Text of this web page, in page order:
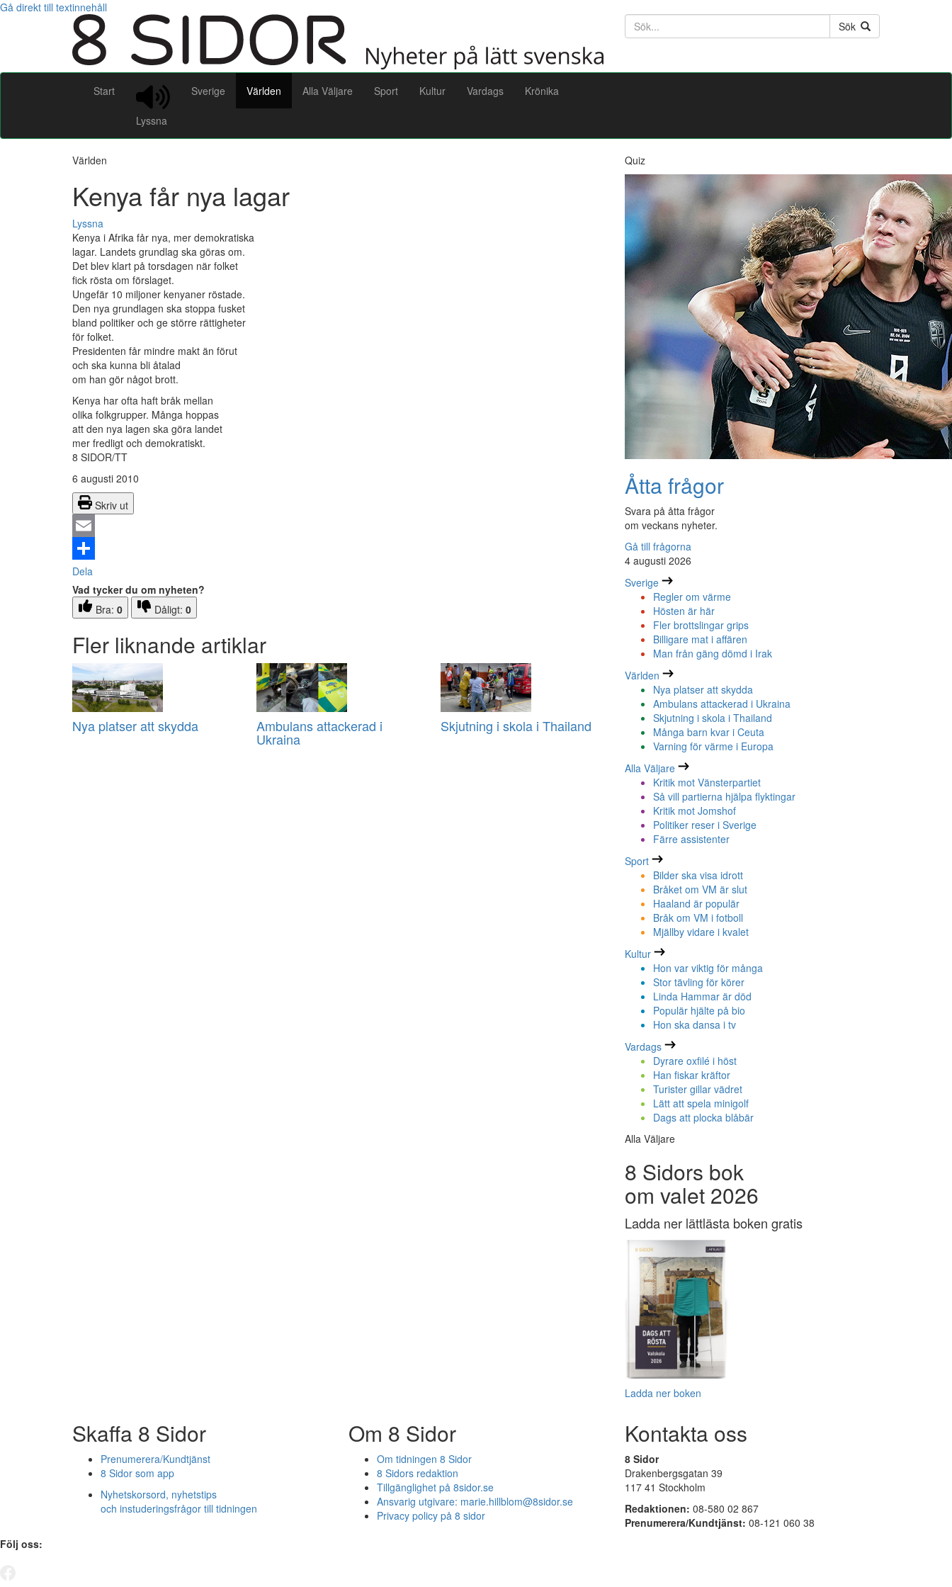
Gå direkt till textinnehåll
Söktext
Sök
Start
Lyssna
Sverige Världen Alla Väljare Sport Kultur Vardags Krönika
Världen
Kenya får nya lagar
Lyssna
Kenya i Afrika får nya, mer demokratiska
lagar. Landets grundlag ska göras om.
Det blev klart på torsdagen när folket
fick rösta om förslaget.
Ungefär 10 miljoner kenyaner röstade.
Den nya grundlagen ska stoppa fusket
bland politiker och ge större rättigheter
för folket.
Presidenten får mindre makt än förut
och ska kunna bli åtalad
om han gör något brott.
Kenya har ofta haft bråk mellan
olika folkgrupper. Många hoppas
att den nya lagen ska göra landet
mer fredligt och demokratiskt.
8 SIDOR/TT
6 augusti 2010
Skriv ut
Email
Dela
Vad tycker du om nyheten?
Bra: 0 Dåligt: 0
Fler liknande artiklar
Nya platser att skydda Ambulans attackerad i
Ukraina
Skjutning i skola i Thailand
Quiz
Åtta frågor
Svara på åtta frågor
om veckans nyheter.
Gå till frågorna
4 augusti 2026
Sverige
Regler om värme
Hösten är här
Fler brottslingar grips
Billigare mat i affären
Man från gäng dömd i Irak
Världen
Nya platser att skydda
Ambulans attackerad i Ukraina
Skjutning i skola i Thailand
Många barn kvar i Ceuta
Varning för värme i Europa
Alla Väljare
Kritik mot Vänsterpartiet
Så vill partierna hjälpa flyktingar
Kritik mot Jomshof
Politiker reser i Sverige
Färre assistenter
Sport
Bilder ska visa idrott
Bråket om VM är slut
Haaland är populär
Bråk om VM i fotboll
Mjällby vidare i kvalet
Kultur
Hon var viktig för många
Stor tävling för körer
Linda Hammar är död
Populär hjälte på bio
Hon ska dansa i tv
Vardags
Dyrare oxfilé i höst
Han fiskar kräftor
Turister gillar vädret
Lätt att spela minigolf
Dags att plocka blåbär
Alla Väljare
8 Sidors bok
om valet 2026
Ladda ner lättlästa boken gratis
Ladda ner boken
Skaffa 8 Sidor
Prenumerera/Kundtjänst
8 Sidor som app
Nyhetskorsord, nyhetstips
och instuderingsfrågor till tidningen
Om 8 Sidor
Om tidningen 8 Sidor
8 Sidors redaktion
Tillgänglighet på 8sidor.se
Ansvarig utgivare: marie.hillblom@8sidor.se
Privacy policy på 8 sidor
Kontakta oss
8 Sidor
Drakenbergsgatan 39
117 41 Stockholm
Redaktionen: 08-580 02 867
Prenumerera/Kundtjänst: 08-121 060 38
Följ oss: